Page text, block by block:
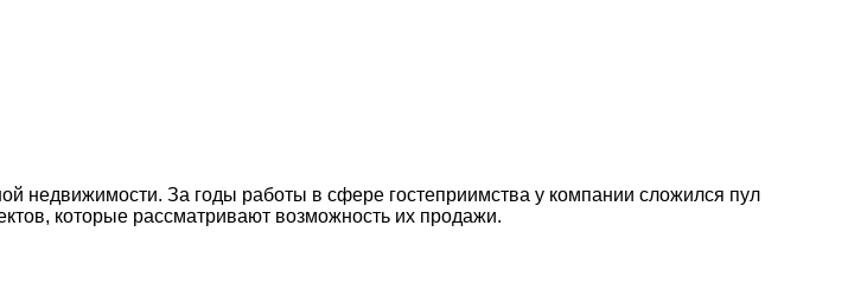
недвижимости. За годы работы в сфере гостеприимства у компании сложился пул
которые рассматривают возможность их продажи.